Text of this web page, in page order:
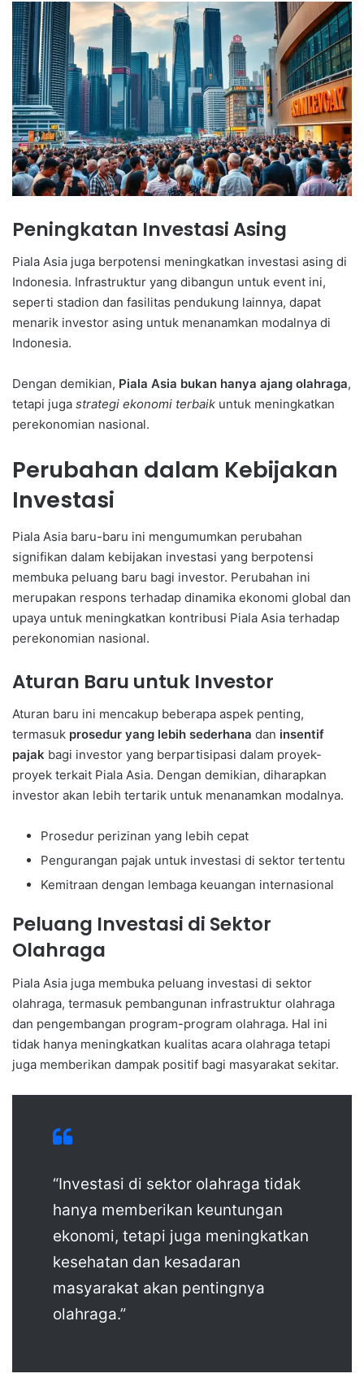
Peningkatan Investasi Asing
Piala Asia juga berpotensi meningkatkan investasi asing di
Indonesia. Infrastruktur yang dibangun untuk event ini,
seperti stadion dan fasilitas pendukung lainnya, dapat
menarik investor asing untuk menanamkan modalnya di
Indonesia.
Dengan demikian, Piala Asia bukan hanya ajang olahraga,
tetapi juga strategi ekonomi terbaik untuk meningkatkan
perekonomian nasional.
Perubahan dalam Kebijakan
Investasi
Piala Asia baru-baru ini mengumumkan perubahan
signifikan dalam kebijakan investasi yang berpotensi
membuka peluang baru bagi investor. Perubahan ini
merupakan respons terhadap dinamika ekonomi global dan
upaya untuk meningkatkan kontribusi Piala Asia terhadap
perekonomian nasional.
Aturan Baru untuk Investor
Aturan baru ini mencakup beberapa aspek penting,
termasuk prosedur yang lebih sederhana dan insentif
pajak bagi investor yang berpartisipasi dalam proyek-
proyek terkait Piala Asia. Dengan demikian, diharapkan
investor akan lebih tertarik untuk menanamkan modalnya.
Prosedur perizinan yang lebih cepat
Pengurangan pajak untuk investasi di sektor tertentu
Kemitraan dengan lembaga keuangan internasional
Peluang Investasi di Sektor
Olahraga
Piala Asia juga membuka peluang investasi di sektor
olahraga, termasuk pembangunan infrastruktur olahraga
dan pengembangan program-program olahraga. Hal ini
tidak hanya meningkatkan kualitas acara olahraga tetapi
juga memberikan dampak positif bagi masyarakat sekitar.
“Investasi di sektor olahraga tidak
hanya memberikan keuntungan
ekonomi, tetapi juga meningkatkan
kesehatan dan kesadaran
masyarakat akan pentingnya
olahraga.”